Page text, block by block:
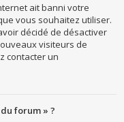
ait banni votre
vous souhaitez utiliser.
décidé de désactiver
visiteurs de
contacter un
forum » ?